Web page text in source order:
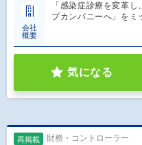
会社
概要
「感染症診療を変革
プカンパニーへ」を
気になる
再掲載 財務・コントローラー